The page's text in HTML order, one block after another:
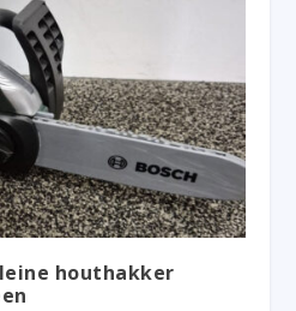
houthakker